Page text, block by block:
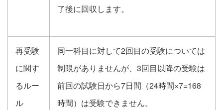
了後に回収します。
再受験
に関す
るルー
ル
同一科目に対して2回目の受験については
制限がありませんが、3回目以降の受験は
前回の試験日から7日間（24時間×7=168
時間）は受験できません。